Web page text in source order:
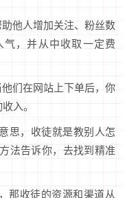
他人增加关注、粉丝数
，并从中收取一定费
们在网站上下单后，你
入。
思，收徒就是教别人怎
法告诉你，去找到精准
那收徒的资源和渠道从